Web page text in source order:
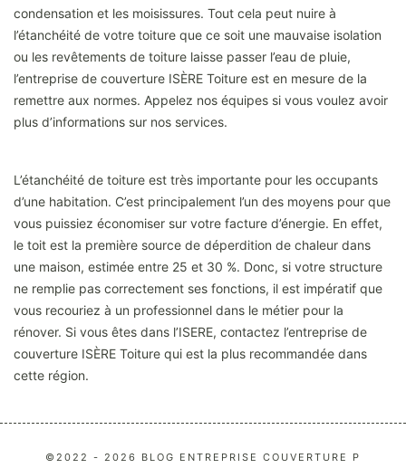
condensation et les moisissures. Tout cela peut nuire à
l’étanchéité de votre toiture que ce soit une mauvaise isolation
ou les revêtements de toiture laisse passer l’eau de pluie,
l’entreprise de couverture ISÈRE Toiture est en mesure de la
remettre aux normes. Appelez nos équipes si vous voulez avoir
plus d’informations sur nos services.
L’étanchéité de toiture est très importante pour les occupants
d’une habitation. C’est principalement l’un des moyens pour que
vous puissiez économiser sur votre facture d’énergie. En effet,
le toit est la première source de déperdition de chaleur dans
une maison, estimée entre 25 et 30 %. Donc, si votre structure
ne remplie pas correctement ses fonctions, il est impératif que
vous recouriez à un professionnel dans le métier pour la
rénover. Si vous êtes dans l’ISERE, contactez l’entreprise de
couverture ISÈRE Toiture qui est la plus recommandée dans
cette région.
©2022 - 2026 BLOG ENTREPRISE COUVERTURE P